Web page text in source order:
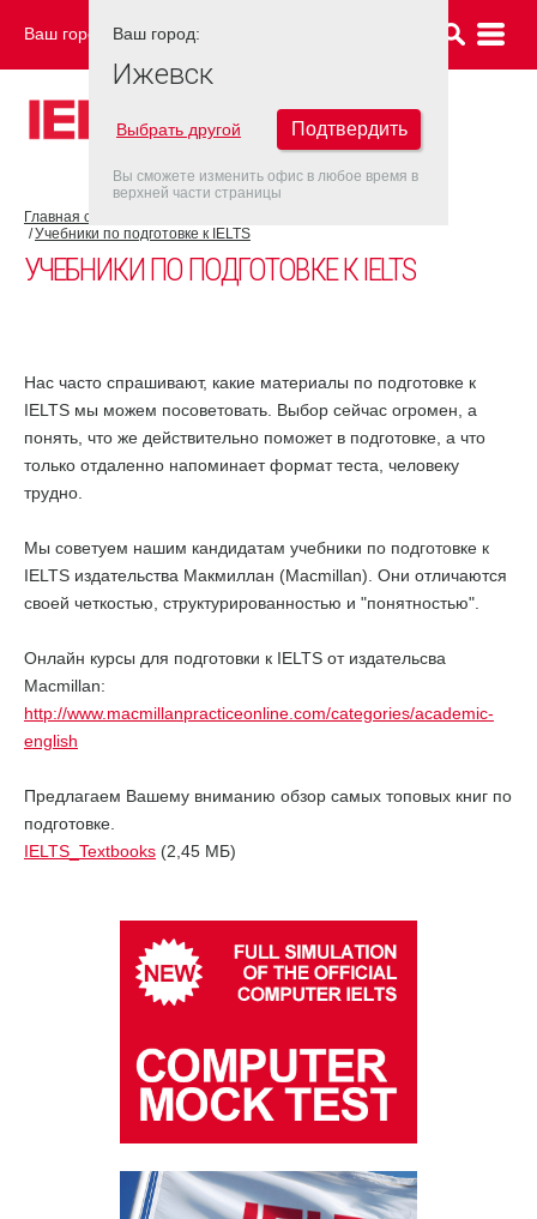
Ваш город: ИЖЕВСК
Главная страница
Учебники по подготовке к IELTS
УЧЕБНИКИ ПО ПОДГОТОВКЕ К IELTS
Нас часто спрашивают, какие материалы по подготовке к
IELTS мы можем посоветовать. Выбор сейчас огромен, а
понять, что же действительно поможет в подготовке, а что
только отдаленно напоминает формат теста, человеку
трудно.
Мы советуем нашим кандидатам учебники по подготовке к
IELTS издательства Макмиллан (Macmillan). Они отличаются
своей четкостью, структурированностью и "понятностью".
Онлайн курсы для подготовки к IELTS от издательсва
Macmillan:
http://www.macmillanpracticeonline.com/categories/academic-
english
Предлагаем Вашему вниманию обзор самых топовых книг по
подготовке.
IELTS_Textbooks (2,45 MБ)
Ваш город:
Ижевск
Выбрать другой Подтвердить
Вы сможете изменить офис в любое время в
верхней части страницы